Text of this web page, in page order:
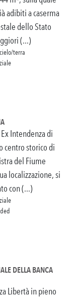
adibiti a caserma
dello Stato
(...)
terra
Intendenza di
centro storico di
del Fiume
localizzazione, si
con (...)
DELLA BANCA
Libertà in pieno